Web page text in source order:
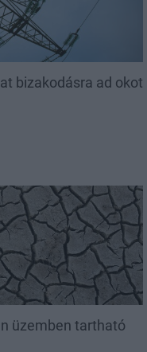
bizakodásra ad okot
üzemben tartható